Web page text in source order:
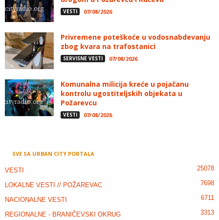
VESTI 07/08/2026
Privremene poteškoće u vodosnabdevanju
zbog kvara na trafostanici
SERVISNE VESTI 07/08/2026
Komunalna milicija kreće u pojačanu
kontrolu ugostiteljskih objekata u
Požarevcu
VESTI 07/08/2026
SVE SA URBAN CITY PORTALA
VESTI 25078
LOKALNE VESTI // POŽAREVAC 7698
NACIONALNE VESTI 6711
REGIONALNE - BRANIČEVSKI OKRUG 3313